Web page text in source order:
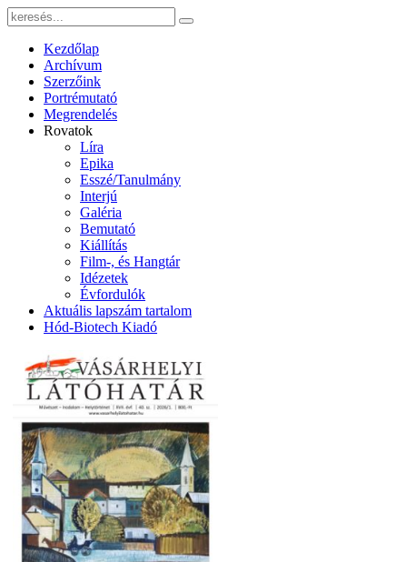
Kezdőlap
Archívum
Szerzőink
Portrémutató
Megrendelés
Rovatok
Líra
Epika
Esszé/Tanulmány
Interjú
Galéria
Bemutató
Kiállítás
Film-, és Hangtár
Idézetek
Évfordulók
Aktuális lapszám tartalom
Hód-Biotech Kiadó